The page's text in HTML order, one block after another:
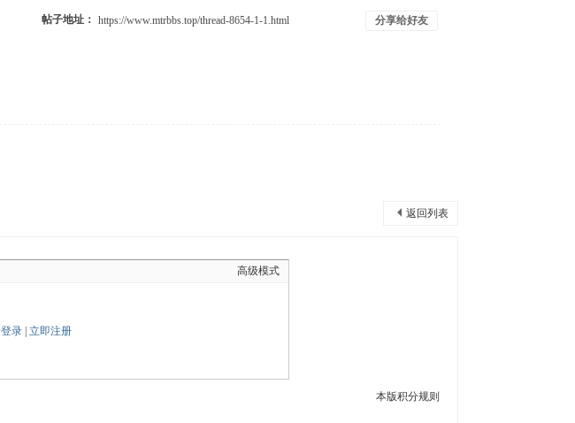
帖子地址： 分享给好友
返回列表
高级模式
登录 立即注册
本版积分规则